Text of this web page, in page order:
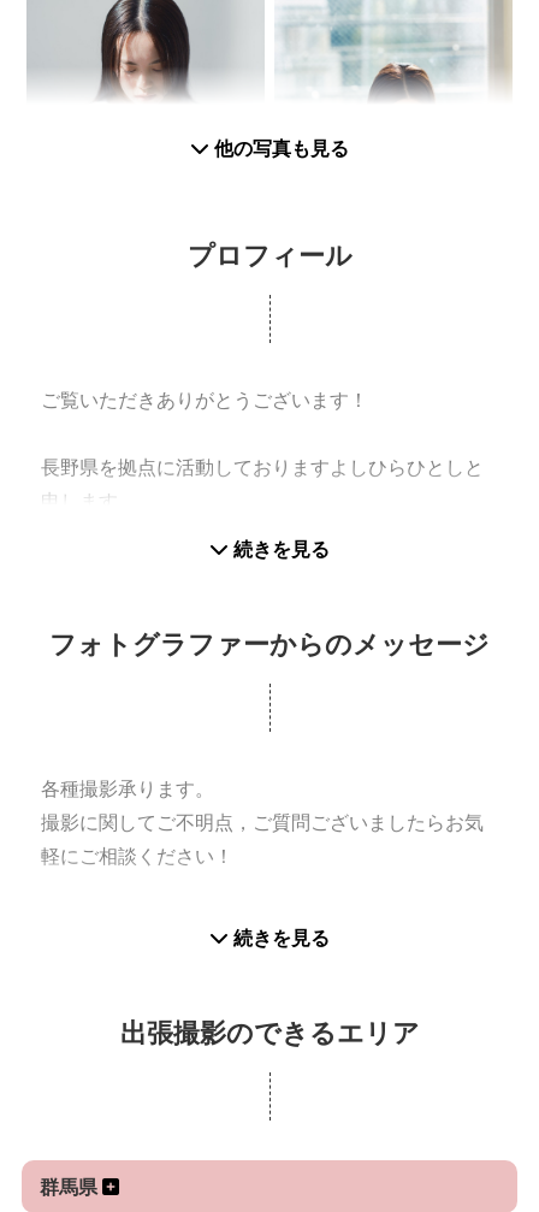
他の写真も見る
プロフィール
ご覧いただきありがとうございます！
長野県を拠点に活動しておりますよしひらひとしと
申します。
以前都内スタジオに勤務しており、プロの現場で
様々な撮影を経験してきました！
応しております。
続きを見る
フォトグラファーからのメッセージ
各種撮影承ります。
撮影に関してご不明点，ご質問ございましたらお気
軽にご相談ください！
続きを見る
出張撮影のできるエリア
群馬県